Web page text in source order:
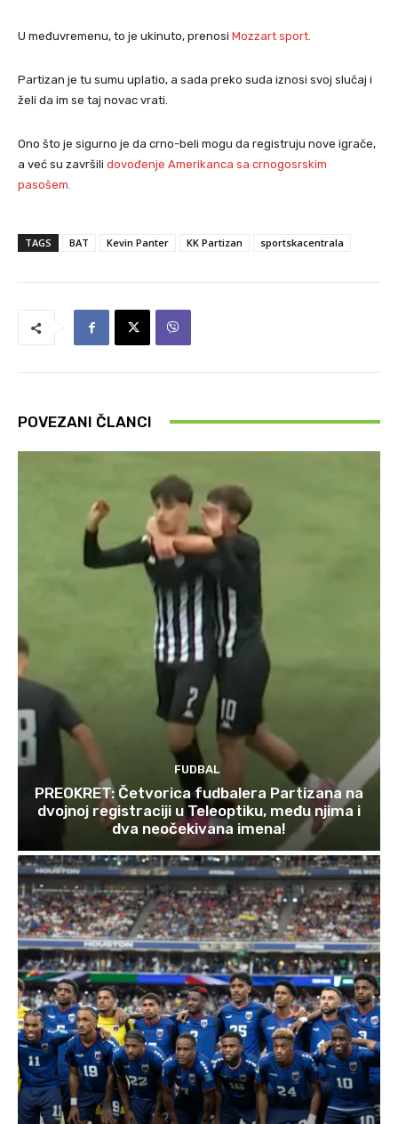
U međuvremenu, to je ukinuto, prenosi Mozzart sport.
Partizan je tu sumu uplatio, a sada preko suda iznosi svoj slučaj i
želi da im se taj novac vrati.
Ono što je sigurno je da crno-beli mogu da registruju nove igrače,
a već su završili dovođenje Amerikanca sa crnogosrskim
pasošem.
TAGS BAT Kevin Panter KK Partizan sportskacentrala
POVEZANI ČLANCI
FUDBAL
PREOKRET: Četvorica fudbalera Partizana na
dvojnoj registraciji u Teleoptiku, među njima i
dva neočekivana imena!